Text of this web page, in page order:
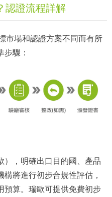
認證流程詳解
市場和認證方案不同而有所
驟：
），明確出口目的國、產品
將進行初步合規性評估，
預算。瑞歐可提供免費初步